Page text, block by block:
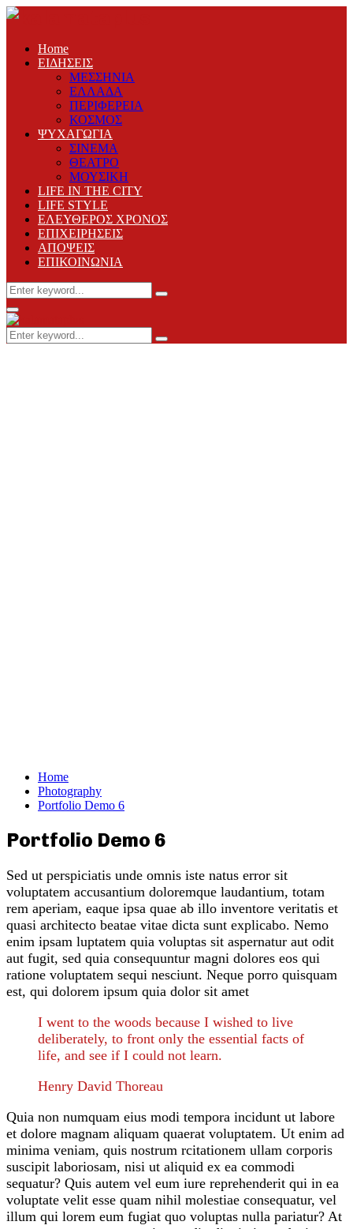
Home
ΕΙΔΗΣΕΙΣ
ΜΕΣΣΗΝΙΑ
ΕΛΛΑΔΑ
ΠΕΡΙΦΕΡΕΙΑ
ΚΟΣΜΟΣ
ΨΥΧΑΓΩΓΙΑ
ΣΙΝΕΜΑ
ΘΕΑΤΡΟ
ΜΟΥΣΙΚΗ
LIFE IN THE CITY
LIFE STYLE
ΕΛΕΥΘΕΡΟΣ ΧΡΟΝΟΣ
ΕΠΙΧΕΙΡΗΣΕΙΣ
ΑΠΟΨΕΙΣ
ΕΠΙΚΟΙΝΩΝΙΑ
Search
for:
Search
Primary
Menu
Search
for:
Search
Home
Photography
Portfolio Demo 6
Portfolio Demo 6
Sed ut perspiciatis unde omnis iste natus error sit
voluptatem accusantium doloremque laudantium, totam
rem aperiam, eaque ipsa quae ab illo inventore veritatis et
quasi architecto beatae vitae dicta sunt explicabo. Nemo
enim ipsam luptatem quia voluptas sit aspernatur aut odit
aut fugit, sed quia consequuntur magni dolores eos qui
ratione voluptatem sequi nesciunt. Neque porro quisquam
est, qui dolorem ipsum quia dolor sit amet
I went to the woods because I wished to live
deliberately, to front only the essential facts of
life, and see if I could not learn.
Henry David Thoreau
Quia non numquam eius modi tempora incidunt ut labore
et dolore magnam aliquam quaerat voluptatem. Ut enim ad
minima veniam, quis nostrum rcitationem ullam corporis
suscipit laboriosam, nisi ut aliquid ex ea commodi
sequatur? Quis autem vel eum iure reprehenderit qui in ea
voluptate velit esse quam nihil molestiae consequatur, vel
illum qui lorem eum fugiat quo voluptas nulla pariatur? At